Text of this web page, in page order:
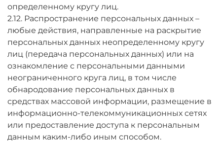
определенному кругу лиц.
2.12. Распространение персональных данных –
любые действия, направленные на раскрытие
персональных данных неопределенному кругу
лиц (передача персональных данных) или на
ознакомление с персональными данными
неограниченного круга лиц, в том числе
обнародование персональных данных в
средствах массовой информации, размещение в
информационно-телекоммуникационных сетях
или предоставление доступа к персональным
данным каким-либо иным способом.